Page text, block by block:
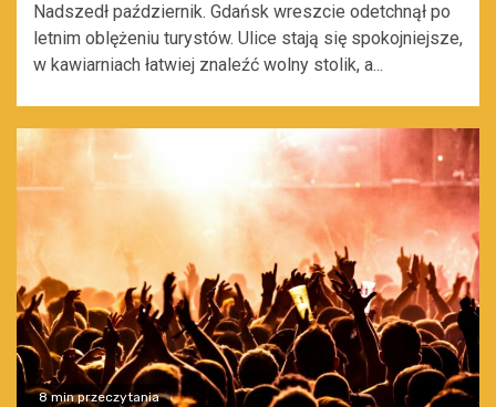
Nadszedł październik. Gdańsk wreszcie odetchnął po
letnim oblężeniu turystów. Ulice stają się spokojniejsze,
w kawiarniach łatwiej znaleźć wolny stolik, a...
8 min przeczytania